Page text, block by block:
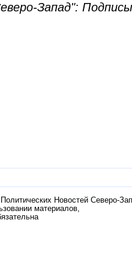
Запад":
Новостей Северо-
материалов,